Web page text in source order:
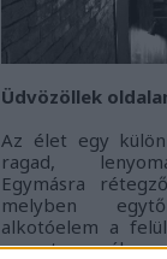
Üdvözöllek
Az élet egy
ragad,
Egymásra
melyben
alkotóelem a
monoton álarc